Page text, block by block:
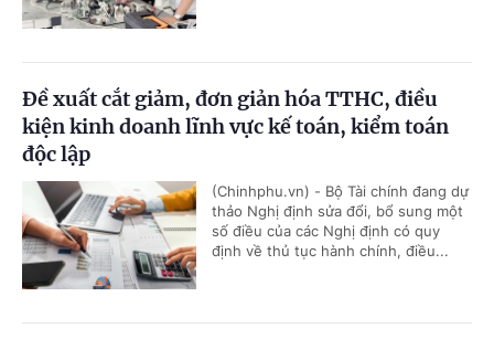
Đề xuất cắt giảm, đơn giản hóa TTHC, điều
kiện kinh doanh lĩnh vực kế toán, kiểm toán
độc lập
(Chinhphu.vn) - Bộ Tài chính đang dự
thảo Nghị định sửa đổi, bổ sung một
số điều của các Nghị định có quy
định về thủ tục hành chính, điều...